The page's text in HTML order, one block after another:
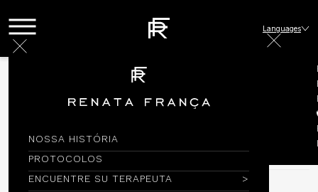
NOSSA HISTÓRIA
PROTOCOLOS
ENCUENTRE SU TERAPEUTA
Languages
Próximos cursos
Agenda
¡Rellena los campos y descubre cursos que están cerca
País: